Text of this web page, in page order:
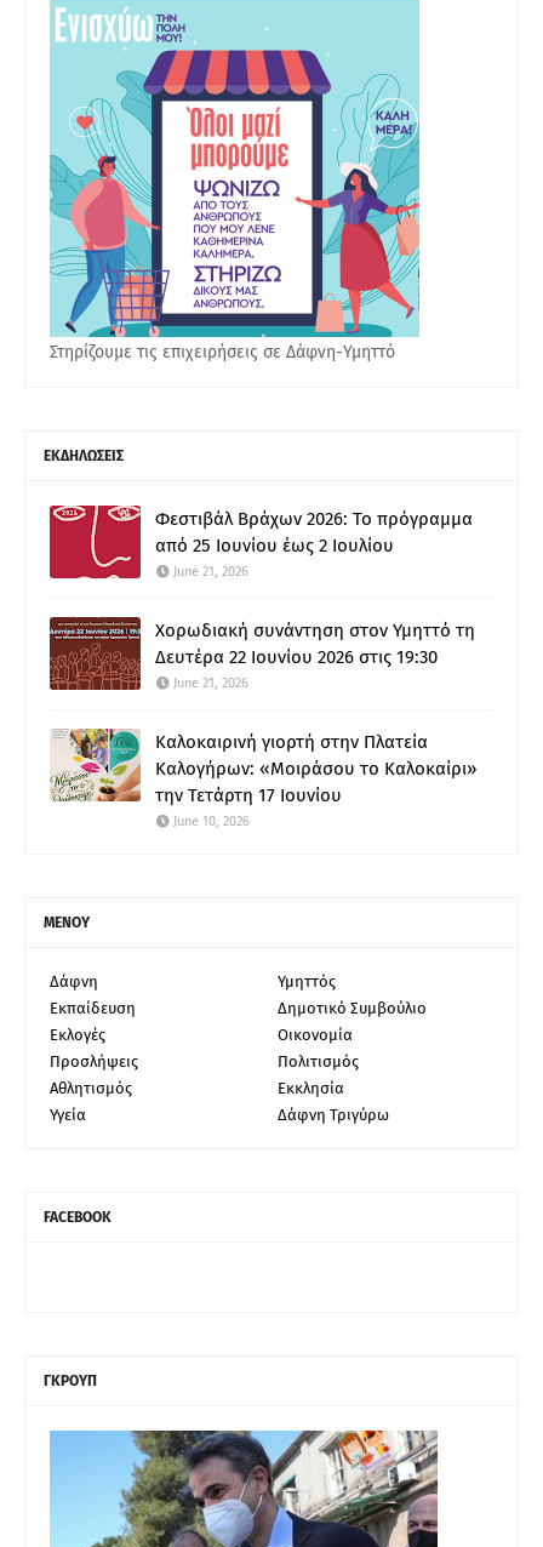
Στηρίζουμε τις επιχειρήσεις σε Δάφνη-Υμηττό
ΕΚΔΗΛΩΣΕΙΣ
Φεστιβάλ Βράχων 2026: Το πρόγραμμα
από 25 Ιουνίου έως 2 Ιουλίου
June 21, 2026
Χορωδιακή συνάντηση στον Υμηττό τη
Δευτέρα 22 Ιουνίου 2026 στις 19:30
June 21, 2026
Καλοκαιρινή γιορτή στην Πλατεία
Καλογήρων: «Μοιράσου το Καλοκαίρι»
την Τετάρτη 17 Ιουνίου
June 10, 2026
ΜΕΝΟΥ
Δάφνη
Υμηττός
Εκπαίδευση
Δημοτικό Συμβούλιο
Εκλογές
Οικονομία
Προσλήψεις
Πολιτισμός
Αθλητισμός
Εκκλησία
Υγεία
Δάφνη Τριγύρω
FACEBOOK
ΓΚΡΟΥΠ